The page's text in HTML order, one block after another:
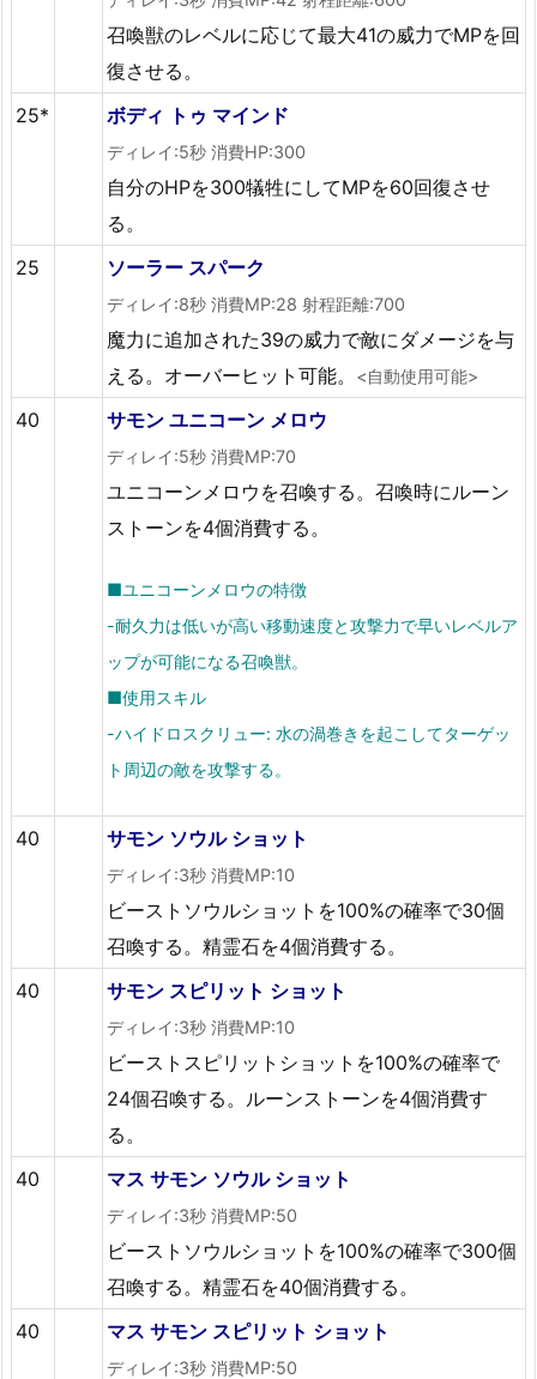
召喚獣のレベルに応じて最大41の威力でMPを回
復させる。
25*
ボディ トゥ マインド
ディレイ:5秒 消費HP:300
自分のHPを300犠牲にしてMPを60回復させ
る。
25
ソーラー スパーク
ディレイ:8秒 消費MP:28 射程距離:700
魔力に追加された39の威力で敵にダメージを与
える。オーバーヒット可能。
<自動使用可能>
40 サモン ユニコーン メロウ
ディレイ:5秒 消費MP:70
ユニコーンメロウを召喚する。召喚時にルーン
ストーンを4個消費する。
■ユニコーンメロウの特徴
-耐久力は低いが高い移動速度と攻撃力で早いレベルア
ップが可能になる召喚獣。
■使用スキル
-ハイドロスクリュー: 水の渦巻きを起こしてターゲッ
ト周辺の敵を攻撃する。
40 サモン ソウル ショット
ディレイ:3秒 消費MP:10
ビーストソウルショットを100%の確率で30個
召喚する。精霊石を4個消費する。
40
サモン スピリット ショット
ディレイ:3秒 消費MP:10
ビーストスピリットショットを100%の確率で
24個召喚する。ルーンストーンを4個消費す
る。
40
マス サモン ソウル ショット
ディレイ:3秒 消費MP:50
ビーストソウルショットを100%の確率で300個
召喚する。精霊石を40個消費する。
40
マス サモン スピリット ショット
ディレイ:3秒 消費MP:50